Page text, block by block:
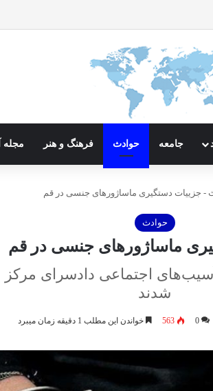
جامعه حوادث فرهنگ و هنر مجله
- جزییات دستگیری ماساژور‌های جنسی در قم
حوادث
ماساژور‌های جنسی در قم
اجتماعی دادسرای
شدند
0
563 خواندن این مطلب 1 دقیقه زمان میبرد